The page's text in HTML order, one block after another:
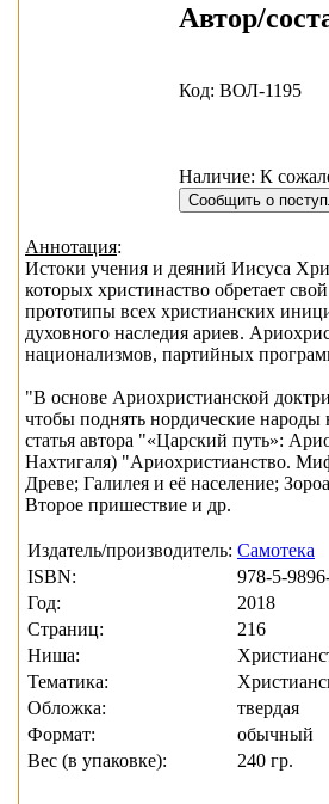
Автор/
Код: ВОЛ-1195
Наличие: К
Аннотация:
Истоки учения и деяний Иисуса
которых христинаство обретает
прототипы всех христианских
духовного наследия ариев.
национализмов, партийных
"В основе Ариохристианской
чтобы поднять нордические
статья автора "«Царский путь»:
Нахтигаля) "Ариохристианство.
Древе; Галилея и её население;
Второе пришествие и др.
Издатель/производитель: Самотека
ISBN:
978-5-
Год:
2018
Страниц:
216
Ниша:
Тематика:
Обложка:
твердая
Формат:
обычный
Вес (в упаковке):
240 гр.